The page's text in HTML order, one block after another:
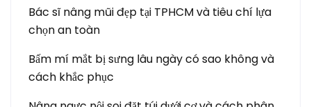
Bác sĩ nâng mũi đẹp tại TPHCM và tiêu chí lựa
chọn an toàn
Bấm mí mắt bị sưng lâu ngày có sao không và
cách khắc phục